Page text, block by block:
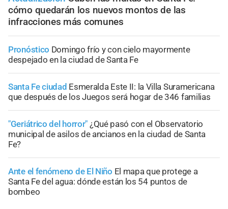
cómo quedarán los nuevos montos de las
infracciones más comunes
Pronóstico Domingo frío y con cielo mayormente
despejado en la ciudad de Santa Fe
Santa Fe ciudad Esmeralda Este II: la Villa Suramericana
que después de los Juegos será hogar de 346 familias
"Geriátrico del horror" ¿Qué pasó con el Observatorio
municipal de asilos de ancianos en la ciudad de Santa
Fe?
Ante el fenómeno de El Niño El mapa que protege a
Santa Fe del agua: dónde están los 54 puntos de
bombeo